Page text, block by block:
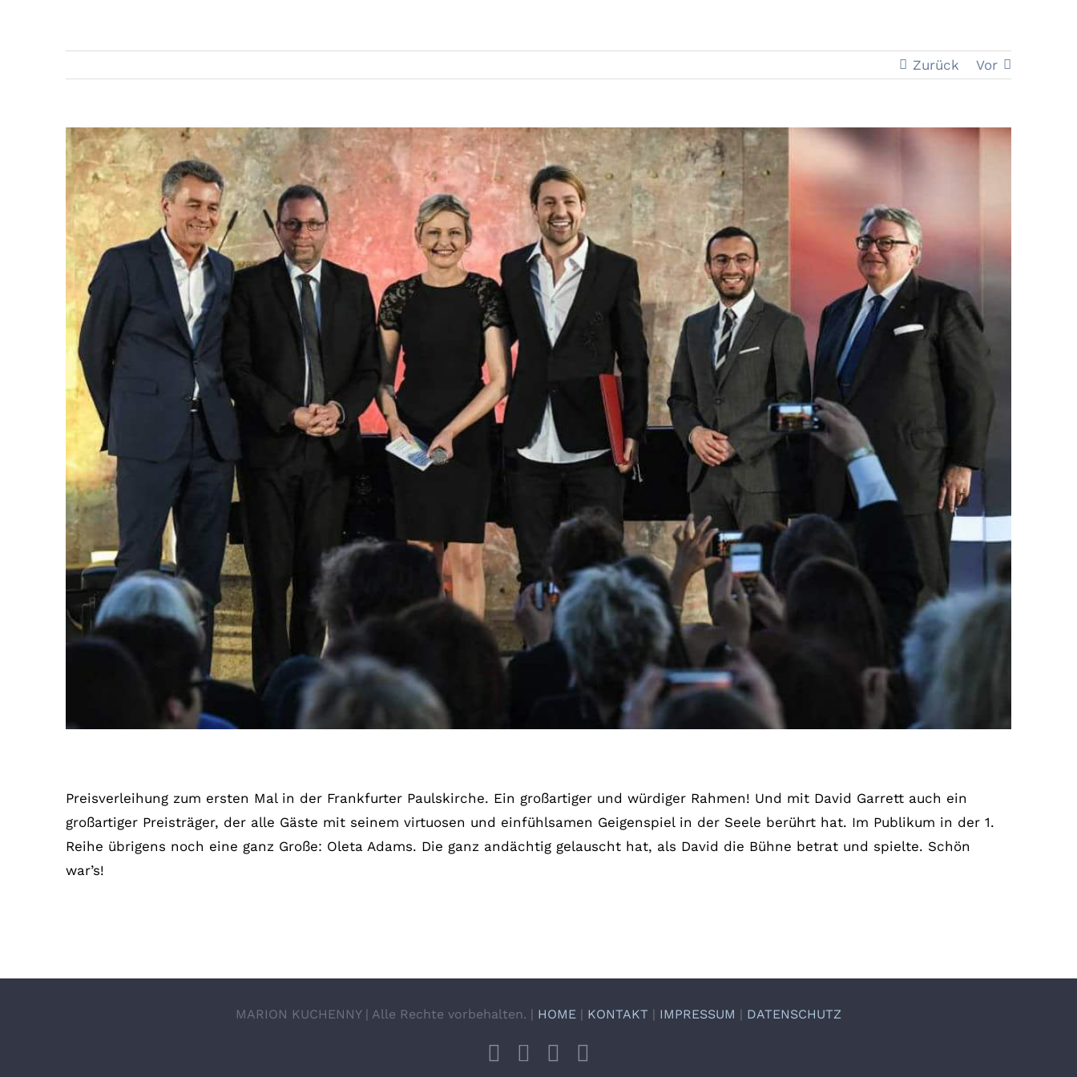
Zurück Vor
Zeige
grösseres
Bild
Preisverleihung zum ersten Mal in der Frankfurter Paulskirche. Ein großartiger und würdiger Rahmen! Und mit David Garrett auch ein
großartiger Preisträger, der alle Gäste mit seinem virtuosen und einfühlsamen Geigenspiel in der Seele berührt hat. Im Publikum in der 1.
Reihe übrigens noch eine ganz Große: Oleta Adams. Die ganz andächtig gelauscht hat, als David die Bühne betrat und spielte. Schön
war’s!
MARION KUCHENNY | Alle Rechte vorbehalten. | HOME | KONTAKT | IMPRESSUM | DATENSCHUTZ
Facebook
Instagram